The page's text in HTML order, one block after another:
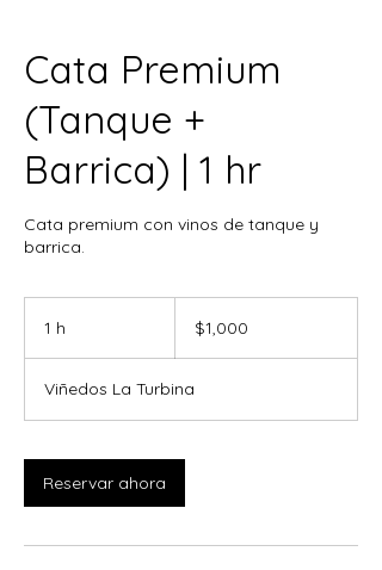
Cata Premium
(Tanque +
Barrica) | 1 hr
Cata premium con vinos de tanque y
barrica.
1 h
mexicanos
$1,000
Viñedos La Turbina
Reservar ahora